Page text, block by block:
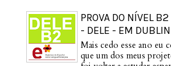
PROVA DO NÍVEL
- DELE - EM DUBLIN
Mais cedo esse ano eu
que um dos meus